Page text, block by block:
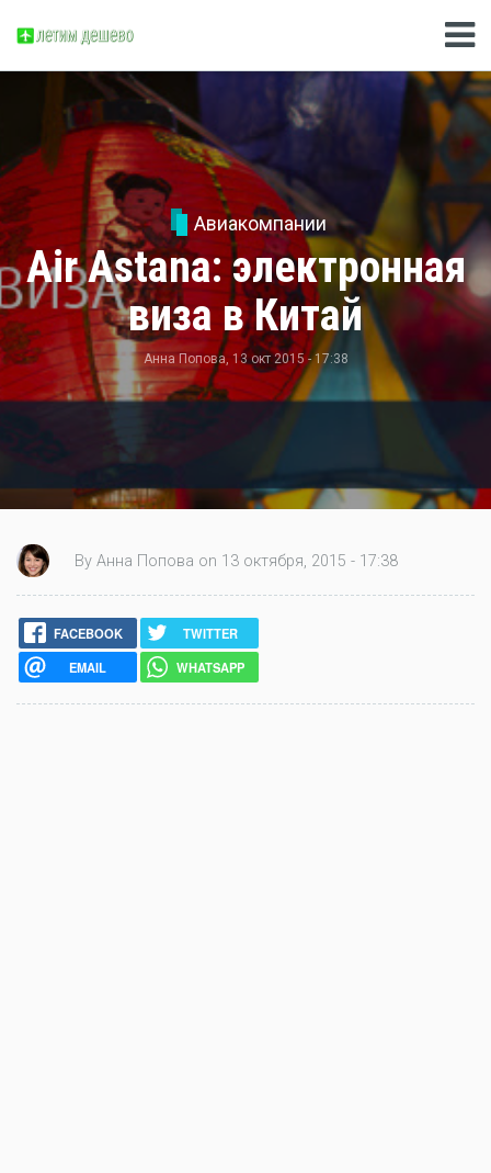
Авиакомпании
Air Astana: электронная
виза в Китай
Анна Попова , 13 окт 2015 - 17:38
By Анна Попова on 13 октября, 2015 - 17:38
FACEBOOK
TWITTER
EMAIL
WHATSAPP